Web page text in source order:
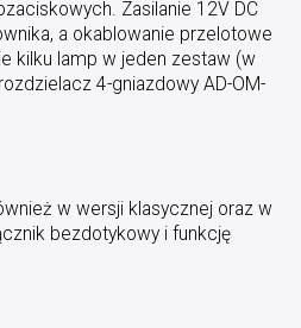
Zasilanie 12V DC
a okablowanie przelotowe
kilku lamp w jeden zestaw (w
4-gniazdowy AD-OM-
w wersji klasycznej oraz w
bezdotykowy i funkcję